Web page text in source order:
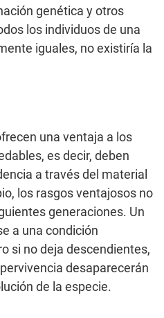
genética y otros
los individuos de una
iguales, no existiría la
una ventaja a los
es decir, deben
a través del material
los rasgos ventajosos no
generaciones. Un
a una condición
si no deja descendientes,
desaparecerán
de la especie.